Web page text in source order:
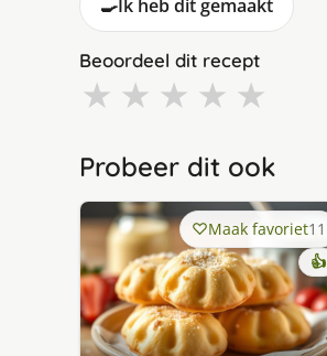
🍳Ik heb dit gemaakt
Beoordeel dit recept
★ ★ ★ ★ ★
Probeer dit ook
Maak favoriet11
👍